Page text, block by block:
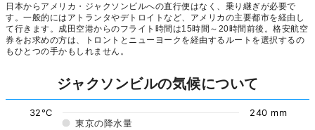
日本からアメリカ・ジャクソンビルへの直行便はなく、乗り継ぎが必要で
す。一般的にはアトランタやデトロイトなど、アメリカの主要都市を経由し
て行きます。成田空港からのフライト時間は15時間～20時間前後。格安航空
券をお求めの方は、トロントとニューヨークを経由するルートを選択するの
もひとつの手かもしれません。
ジャクソンビルの気候について
東京の降水量
32°C 240 mm